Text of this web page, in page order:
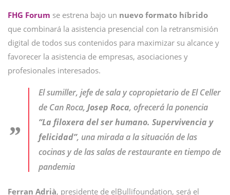
FHG Forum se estrena bajo un nuevo formato híbrido
que combinará la asistencia presencial con la retransmisión
digital de todos sus contenidos para maximizar su alcance y
favorecer la asistencia de empresas, asociaciones y
profesionales interesados.
El sumiller, jefe de sala y copropietario de El Celler
de Can Roca, Josep Roca, ofrecerá la ponencia
“La filoxera del ser humano. Supervivencia y
felicidad”, una mirada a la situación de las
cocinas y de las salas de restaurante en tiempo de
pandemia
Ferran Adrià, presidente de elBullifoundation, será el